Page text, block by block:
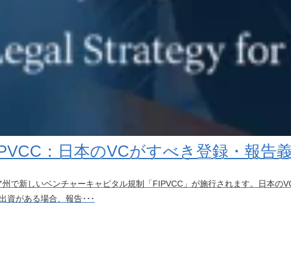
：日本のVCがすべき登録・報告
で新しいベンチャーキャピタル規制「FIPVCC」が施行されます。日本の
資がある場合、報告･･･